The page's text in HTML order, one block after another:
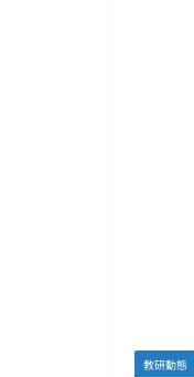
教研動態